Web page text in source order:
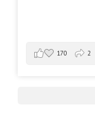
170 2